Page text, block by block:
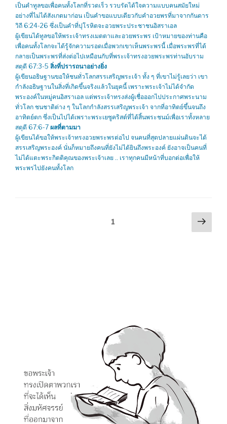
เป็นคำทูลขอเพื่อคนทั้งโลกที่รวดเร็ว รวบรัดได้ใจความแบบคนสมัยใหม่
อย่างที่ไม่ได้สังเกตมาก่อน เป็นคำขอแบบเดียวกับคำอวยพรที่มาจากกันดาร
วิถี 6:24-26 ซึ่งเป็นคำที่ปุโรหิตจะอวยพระประชาชนอิสราเอล
ผู้เขียนได้ทูลขอให้พระเจ้าทรงเมตตาและอวยพระพร เป้าหมายของท่านคือ
เพื่อคนทั้งโลกจะได้รู้จักความรอดเมื่อพวกเขาเห็นพระพรนี้ เมื่อพระพรที่ได้
กลายเป็นพระพรที่ส่งต่อไปเหมือนกับที่พระเจ้าทรงอวยพระพรท่านอับราม
สดุดี 67:3-5 สิ่งที่ปรารถนาอย่างยิ่ง
ผู้เขียนอธิษฐานขอให้ชนทั่วโลกสรรเสริญพระเจ้า ทั้ง ๆ ที่เขาไม่รู้เลยว่า เขา
กำลังอธิษฐานในสิ่งที่เกิดขึ้นจริงแล้วในยุคนี้ เพราะพระเจ้าไม่ได้จำกัด
พระองค์ในหมู่คนอิสราเอล แต่พระเจ้าทรงส่งผู้เชื่อออกไปประกาศพระนาม
ทั่วโลก ชนชาติต่าง ๆ ในโลกกำลังสรรเสริญพระเจ้า จากที่อาทิตย์ขึ้นจนถึง
อาทิตย์ตก ซึ่งเป็นไปได้เพราะพระเยซูคริสต์ที่ได้สิ้นพระชนม์เพื่อเราทั้งหลาย
สดุดี 67:6-7 ผลที่ตามมา
ผู้เขียนได้ขอให้พระเจ้าทรงอวยพระพรต่อไป จนคนที่สุดปลายแผ่นดินจะได้
สรรเสริญพระองค์ นั่นก็หมายถึงคนที่ยังไม่ได้ยินถึงพระองค์ ยังอาจเป็นคนที่
ไม่ได้แตะพระกิตติคุณของพระเจ้าเลย .. เราทุกคนมีหน้าที่บอกต่อเพื่อให้
พระพรไปยังคนทั้งโลก
1
Next